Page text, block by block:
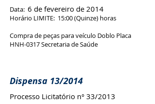
Data: 6 de fevereiro de 2014
Horário LIMITE: 15:00 (Quinze) horas
Compra de peças para veículo Doblo Placa
HNH-0317 Secretaria de Saúde
Dispensa 13/2014
Processo Licitatório n° 33/2013